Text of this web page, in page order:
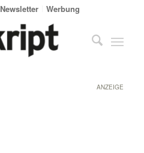
Newsletter Werbung
ANZEIGE